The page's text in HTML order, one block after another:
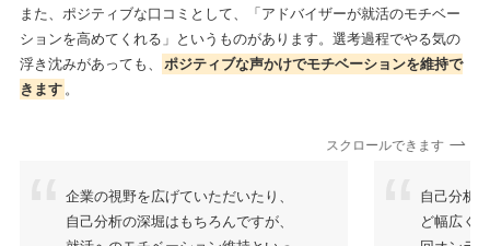
また、ポジティブな口コミとして、「アドバイザーが就活のモチベー
ションを高めてくれる」というものがあります。選考過程でやる気の
浮き沈みがあっても、
ポジティブな声かけでモチベーションを維持で
きます 。
スクロールできます
企業の視野を広げていただいたり、
自己分析の深堀はもちろんですが、
自己分析
ど幅広く